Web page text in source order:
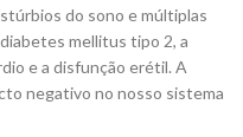
do sono e múltiplas
mellitus tipo 2, a
e a disfunção erétil. A
negativo no nosso sistema